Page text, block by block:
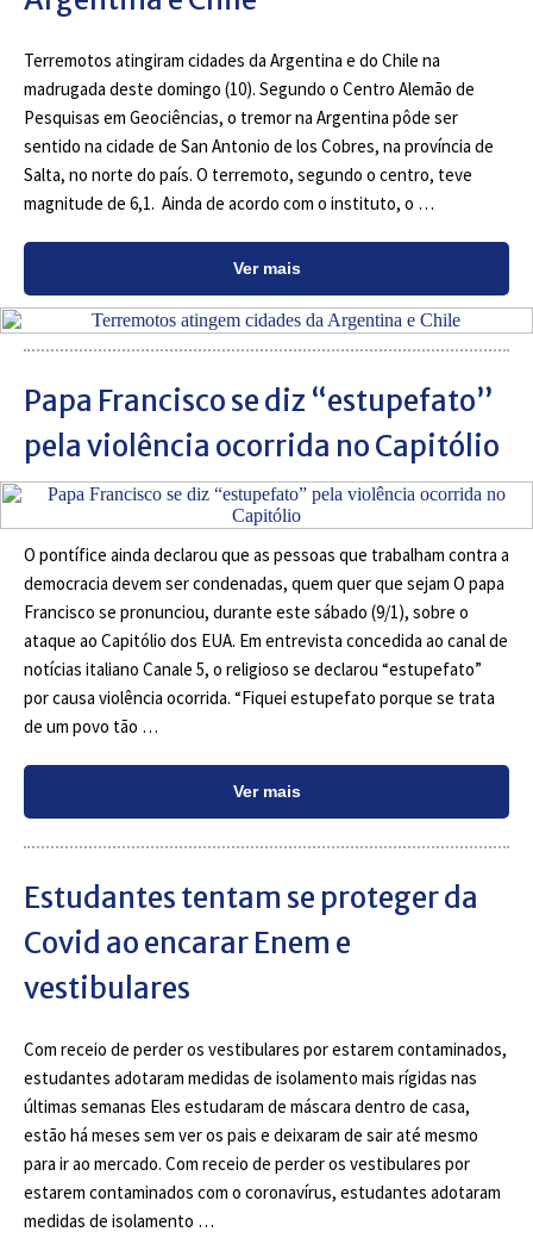
Terremotos atingiram cidades da Argentina e do Chile na
madrugada deste domingo (10). Segundo o Centro Alemão de
Pesquisas em Geociências, o tremor na Argentina pôde ser
sentido na cidade de San Antonio de los Cobres, na província de
Salta, no norte do país. O terremoto, segundo o centro, teve
magnitude de 6,1. Ainda de acordo com o instituto, o …
Ver mais
Papa Francisco se diz “estupefato”
pela violência ocorrida no Capitólio
O pontífice ainda declarou que as pessoas que trabalham contra a
democracia devem ser condenadas, quem quer que sejam O papa
Francisco se pronunciou, durante este sábado (9/1), sobre o
ataque ao Capitólio dos EUA. Em entrevista concedida ao canal de
notícias italiano Canale 5, o religioso se declarou “estupefato”
por causa violência ocorrida. “Fiquei estupefato porque se trata
de um povo tão …
Ver mais
Estudantes tentam se proteger da
Covid ao encarar Enem e
vestibulares
Com receio de perder os vestibulares por estarem contaminados,
estudantes adotaram medidas de isolamento mais rígidas nas
últimas semanas Eles estudaram de máscara dentro de casa,
estão há meses sem ver os pais e deixaram de sair até mesmo
para ir ao mercado. Com receio de perder os vestibulares por
estarem contaminados com o coronavírus, estudantes adotaram
medidas de isolamento …